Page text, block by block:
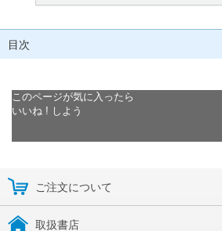
目次
このページが気に入ったら
いいね ! しよう
ご注文について
取扱書店